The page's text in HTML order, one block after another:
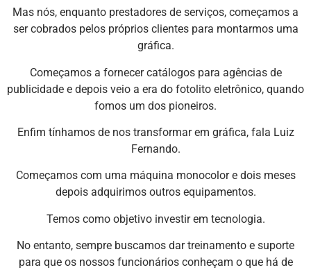
Mas nós, enquanto prestadores de serviços, começamos a
ser cobrados pelos próprios clientes para montarmos uma
gráfica.
Começamos a fornecer catálogos para agências de
publicidade e depois veio a era do fotolito eletrônico, quando
fomos um dos pioneiros.
Enfim tínhamos de nos transformar em gráfica, fala Luiz
Fernando.
Começamos com uma máquina monocolor e dois meses
depois adquirimos outros equipamentos.
Temos como objetivo investir em tecnologia.
No entanto, sempre buscamos dar treinamento e suporte
para que os nossos funcionários conheçam o que há de